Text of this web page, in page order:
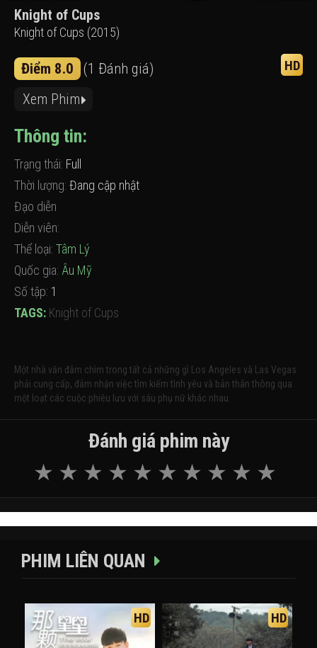
Knight of Cups
Knight of Cups (2015)
Điểm 8.0 (1 Đánh giá) HD
Xem Phim
Thông tin:
Trạng thái: Full
Thời lượng: Đang cập nhật
Đạo diễn
Diễn viên:
Thể loại: Tâm Lý
Quốc gia: Âu Mỹ
Số tập: 1
TAGS: Knight of Cups
Một nhà văn đắm chìm trong tất cả những gì Los Angeles và Las Vegas
phải cung cấp, đảm nhận việc tìm kiếm tình yêu và bản thân thông qua
một loạt các cuộc phiêu lưu với sáu phụ nữ khác nhau.
Đánh giá phim này
PHIM LIÊN QUAN
HD HD